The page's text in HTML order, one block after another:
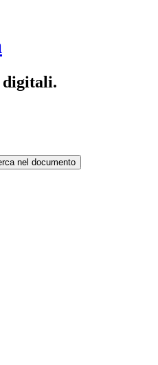
digitali.
nel documento